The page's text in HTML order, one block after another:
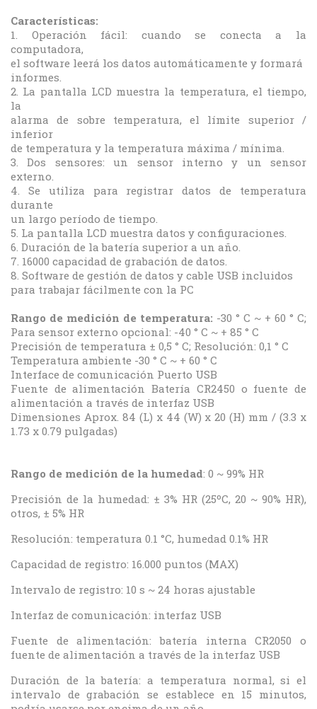
Características:
1. Operación fácil: cuando se conecta a la
computadora,
el software leerá los datos automáticamente y formará
informes.
2. La pantalla LCD muestra la temperatura, el tiempo,
la
alarma de sobre temperatura, el límite superior /
inferior
de temperatura y la temperatura máxima / mínima.
3. Dos sensores: un sensor interno y un sensor
externo.
4. Se utiliza para registrar datos de temperatura
durante
un largo período de tiempo.
5. La pantalla LCD muestra datos y configuraciones.
6. Duración de la batería superior a un año.
7. 16000 capacidad de grabación de datos.
8. Software de gestión de datos y cable USB incluidos
para trabajar fácilmente con la PC
Rango de medición de temperatura: -30 ° C ~ + 60 ° C;
Para sensor externo opcional: -40 ° C ~ + 85 ° C
Precisión de temperatura ± 0,5 ° C; Resolución: 0,1 ° C
Temperatura ambiente -30 ° C ~ + 60 ° C
Interface de comunicación Puerto USB
Fuente de alimentación Batería CR2450 o fuente de
alimentación a través de interfaz USB
Dimensiones Aprox. 84 (L) x 44 (W) x 20 (H) mm / (3.3 x
1.73 x 0.79 pulgadas)
Rango de medición de la humedad: 0 ~ 99% HR
Precisión de la humedad: ± 3% HR (25ºC, 20 ~ 90% HR),
otros, ± 5% HR
Resolución: temperatura 0.1 °C, humedad 0.1% HR
Capacidad de registro: 16.000 puntos (MAX)
Intervalo de registro: 10 s ~ 24 horas ajustable
Interfaz de comunicación: interfaz USB
Fuente de alimentación: batería interna CR2050 o
fuente de alimentación a través de la interfaz USB
Duración de la batería: a temperatura normal, si el
intervalo de grabación se establece en 15 minutos,